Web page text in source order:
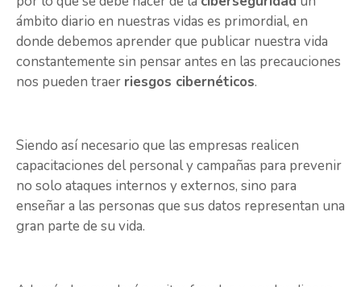
ámbito diario en nuestras vidas es primordial, en
donde debemos aprender que publicar nuestra vida
constantemente sin pensar antes en las precauciones
nos pueden traer riesgos cibernéticos.
Siendo así necesario que las empresas realicen
capacitaciones del personal y campañas para prevenir
no solo ataques internos y externos, sino para
enseñar a las personas que sus datos representan una
gran parte de su vida.